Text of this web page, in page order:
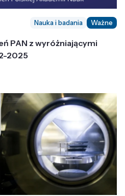
Nauka i badania Ważne
PAN z wyróżniającymi
2025